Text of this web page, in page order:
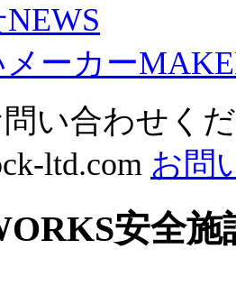
NEWS
ーカー
い合わせく
ltd.com お問
安全施